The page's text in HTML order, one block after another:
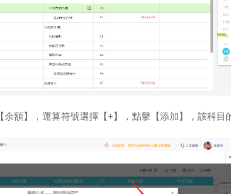
】，運算符號選擇【+】，點擊【添加】，該科